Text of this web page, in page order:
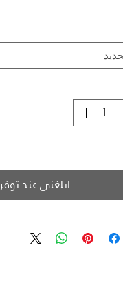
ابلغني عند